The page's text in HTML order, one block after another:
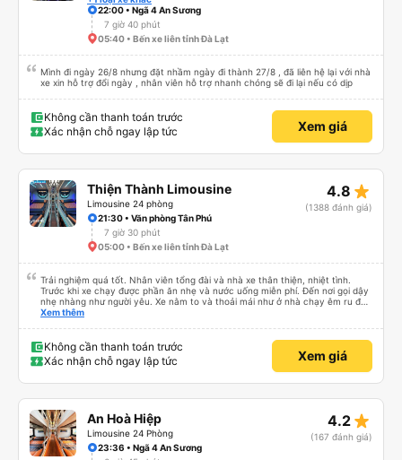
hong hết lời luôn á !!! 💛 thiệt chứ bao năm đi xe lần đầu gặp hai người tử tế
vậy cái xúc động quá ! 🥹
22:00 • Ngã 4 An Sương
7 giờ 40 phút
05:40 • Bến xe liên tỉnh Đà Lạt
Mình đi ngày 26/8 nhưng đặt nhầm ngày đi thành 27/8 , đã liên hệ lại với nhà
xe xin hỗ trợ đổi ngày , nhân viên hỗ trợ nhanh chóng sẽ đi lại nếu có dịp
Không cần thanh toán trước
Xác nhận chỗ ngay lập tức
Xem giá
Thiện Thành Limousine
Limousine 24 phòng
4.8 star_rate
(1388 đánh giá)
21:30 • Văn phòng Tân Phú
7 giờ 30 phút
05:00 • Bến xe liên tỉnh Đà Lạt
Trải nghiệm quá tốt. Nhân viên tổng đài và nhà xe thân thiện, nhiệt tình.
Trước khi xe chạy được phần ăn nhẹ và nước uống miễn phí. Đến nơi gọi dậy
nhẹ nhàng như người yêu. Xe nằm to và thoải mái như ở nhà chạy êm ru đến
nơi lúc nào không hay luôn. I had very good experience with this bus
woke us up as they were waking up up their lovers. If you are foreigners and
planning to take this bus, please don’t hesitate as the seats are big and
comfortable enough for you to sleep on.
Xem thêm
Không cần thanh toán trước
Xác nhận chỗ ngay lập tức
Xem giá
An Hoà Hiệp
Limousine 24 Phòng
4.2 star_rate
(167 đánh giá)
23:36 • Ngã 4 An Sương